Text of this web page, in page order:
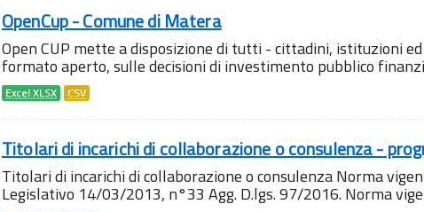
OpenCup - Comune di Matera
Open CUP mette a disposizione di tutti - cittadini, istituzioni
formato aperto, sulle decisioni di investimento pubblico
Excel XLSX CSV
Titolari di incarichi di collaborazione o consulenza -
Titolari di incarichi di collaborazione o consulenza Norma
Legislativo 14/03/2013, n°33 Agg. D.lgs. 97/2016. Norma